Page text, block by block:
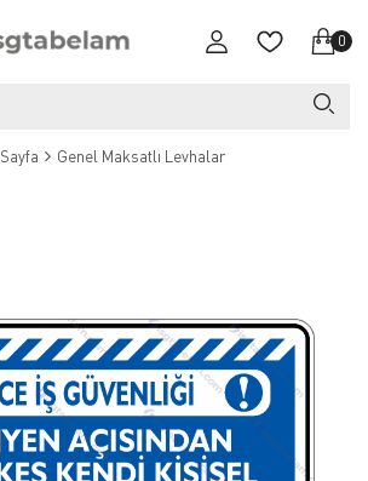
0
Genel Maksatlı Levhalar